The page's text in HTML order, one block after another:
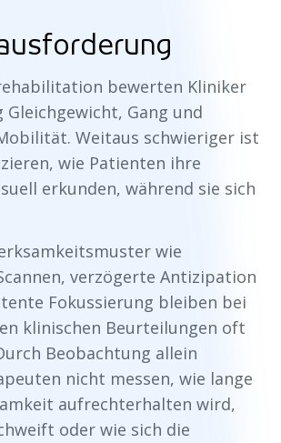
bewerten Kliniker
Gang und
Weitaus schwieriger ist
wie Patienten ihre
erkunden, während sie sich
wie
verzögerte Antizipation
Fokussierung bleiben bei
klinischen Beurteilungen oft
Beobachtung allein
nicht messen, wie lange
aufrechterhalten wird,
oder wie sich die